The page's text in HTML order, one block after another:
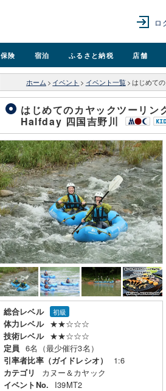
ロ
保険 宿泊 ふるさと納税 店舗
ホーム > イベント > イベント一覧 > はじめて
はじめてのカヤックツーリン
Halfday 四国吉野川
総合レベル 初級
体力レベル ★★☆☆☆
技術レベル ★★☆☆☆
定員 6名（最少催行3名）
引率者比率（ガイドレシオ） 1:6
カテゴリ カヌー＆カヤック
イベントNo. I39MT2